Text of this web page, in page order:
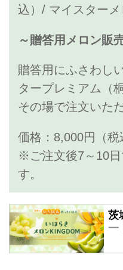
込）/ マイスター
～贈答用メロン販
贈答用にふさわし
タープレミアム（
その場で注文いた
価格：8,000円（税
※ご注文後7～10日
す。
茨
一
う